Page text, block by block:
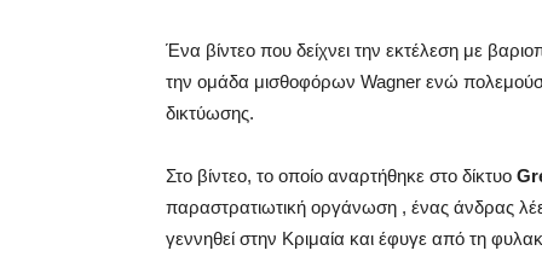
Ένα βίντεο που δείχνει την εκτέλεση με
την ομάδα μισθοφόρων Wagner ενώ
δικτύωσης.
Στο βίντεο, το οποίο αναρτήθηκε στο δίκτυο
παραστρατιωτική οργάνωση , ένας άνδρας λέει
γεννηθεί στην Κριμαία και έφυγε από τη